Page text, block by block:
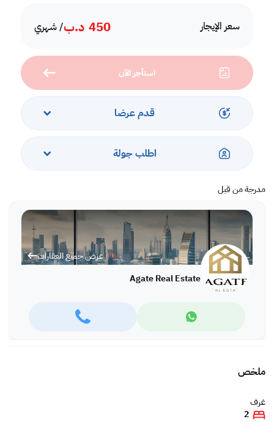
سعر الإيجار 450 د.ب/ شهري
استأجر الآن
قدم عرضا
اطلب جولة
مدرجة من قبل
عرض جميع العقارات
Agate Real Estate
Rent: BD 450 inclusive.
More variety of properties are available in different locations in
For more information and viewing please call or WhatsApp:
Ivana Ivanova: +973 66663360, office: +973 17280288
ملخص
غرف
2